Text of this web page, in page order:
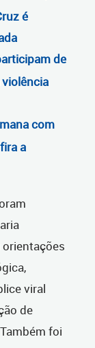
é
de
com
a
viral
de
foi